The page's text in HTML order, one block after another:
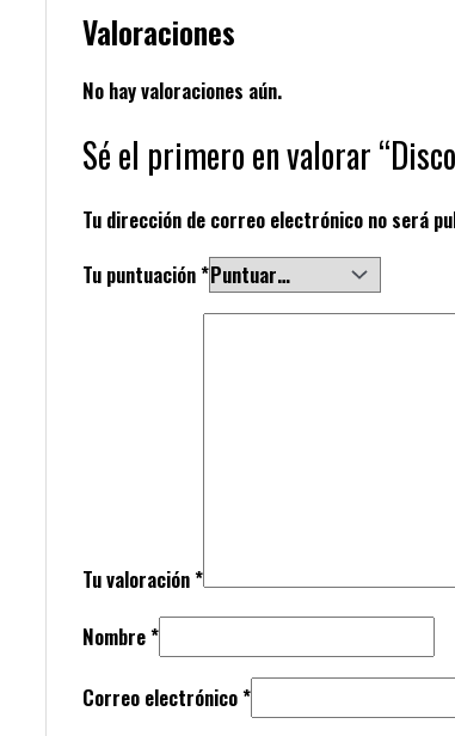
Valoraciones
No hay valoraciones aún.
Sé el primero en valorar
Tu dirección de correo electrónico no será
Tu puntuación*
Tu valoración*
Nombre*
Correo electrónico*